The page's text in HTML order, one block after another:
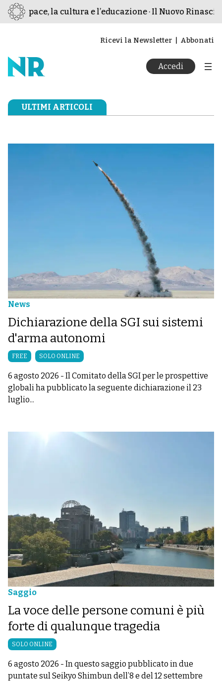
pace, la cultura e l’educazione · Il Nuovo
Ricevi la Newsletter Abbonati
Accedi
ULTIMI ARTICOLI
News
Dichiarazione della SGI sui sistemi
d'arma autonomi
FREE SOLO ONLINE
6 agosto 2026 - Il Comitato della SGI per le prospettive
globali ha pubblicato la seguente dichiarazione il 23
luglio...
Saggio
La voce delle persone comuni è più
forte di qualunque tragedia
SOLO ONLINE
6 agosto 2026 - In questo saggio pubblicato in due
puntate sul Seikyo Shimbun dell’8 e del 12 settembre